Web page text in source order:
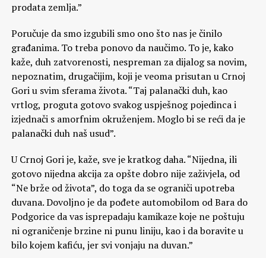
prodata zemlja.”
Poručuje da smo izgubili smo ono što nas je činilo
građanima. To treba ponovo da naučimo. To je, kako
kaže, duh zatvorenosti, nespreman za dijalog sa novim,
nepoznatim, drugačijim, koji je veoma prisutan u Crnoj
Gori u svim sferama života. “Taj palanački duh, kao
vrtlog, proguta gotovo svakog uspješnog pojedinca i
izjednači s amorfnim okruženjem. Moglo bi se reći da je
palanački duh naš usud”.
U Crnoj Gori je, kaže, sve je kratkog daha. “Nijedna, ili
gotovo nijedna akcija za opšte dobro nije zaživjela, od
“Ne brže od života”, do toga da se ograniči upotreba
duvana. Dovoljno je da pođete automobilom od Bara do
Podgorice da vas isprepadaju kamikaze koje ne poštuju
ni ograničenje brzine ni punu liniju, kao i da boravite u
bilo kojem kafiću, jer svi vonjaju na duvan.”